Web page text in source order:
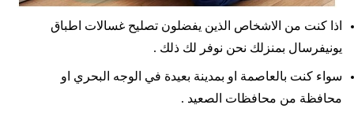
اذا كنت من الاشخاص الذين يفضلون تصليح غسالات اطباق
يونيفرسال بمنزلك نحن نوفر لك ذلك .
سواء كنت بالعاصمة او بمدينة بعيدة في الوجه البحري او
محافظة من محافظات الصعيد .